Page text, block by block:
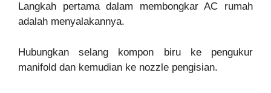
Langkah pertama dalam membongkar AC rumah
adalah menyalakannya.
Hubungkan selang kompon biru ke pengukur
manifold dan kemudian ke nozzle pengisian.